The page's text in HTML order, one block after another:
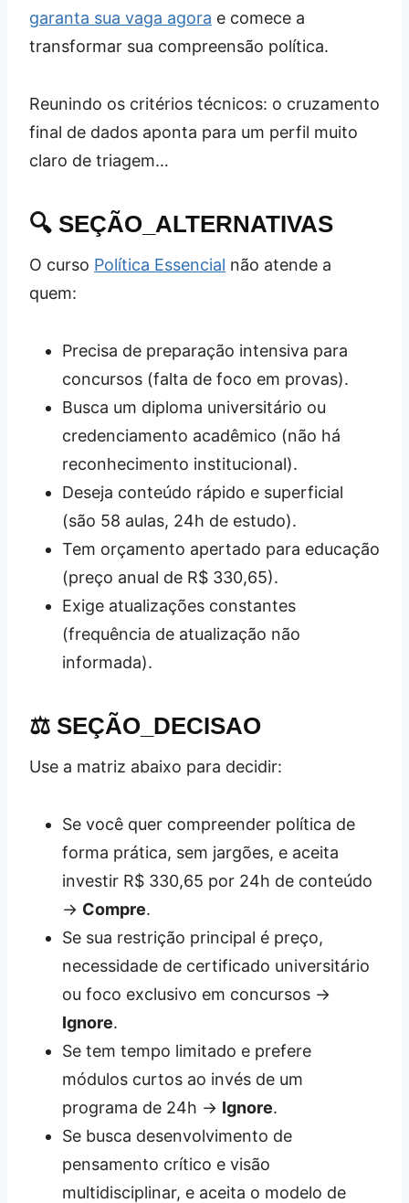
garanta sua vaga agora e comece a
transformar sua compreensão política.
Reunindo os critérios técnicos: o cruzamento
final de dados aponta para um perfil muito
claro de triagem…
🔍 SEÇÃO_ALTERNATIVAS
O curso Política Essencial não atende a
quem:
Precisa de preparação intensiva para
concursos (falta de foco em provas).
Busca um diploma universitário ou
credenciamento acadêmico (não há
reconhecimento institucional).
Deseja conteúdo rápido e superficial
(são 58 aulas, 24h de estudo).
Tem orçamento apertado para educação
(preço anual de R$ 330,65).
Exige atualizações constantes
(frequência de atualização não
informada).
⚖️ SEÇÃO_DECISAO
Use a matriz abaixo para decidir:
Se você quer compreender política de
forma prática, sem jargões, e aceita
investir R$ 330,65 por 24h de conteúdo
→ Compre.
Se sua restrição principal é preço,
necessidade de certificado universitário
ou foco exclusivo em concursos →
Ignore.
Se tem tempo limitado e prefere
módulos curtos ao invés de um
programa de 24h → Ignore.
Se busca desenvolvimento de
pensamento crítico e visão
multidisciplinar, e aceita o modelo de